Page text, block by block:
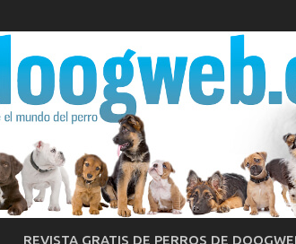
REVISTA GRATIS DE PERROS DE